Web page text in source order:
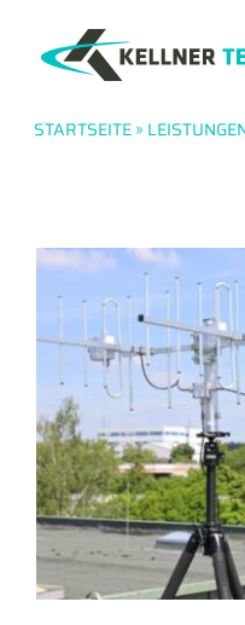
Inhalt
springen
STARTSEITE»